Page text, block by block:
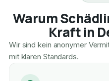
Warum
Kraft in
Wir sind kein anonymer
mit klaren Standards.